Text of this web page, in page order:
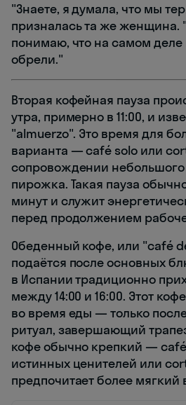
"Знаете, я думала, что мы
призналась та же женщина.
понимаю, что на самом деле
обрели."
Вторая кофейная пауза
утра, примерно в 11:00, и
"almuerzo". Это время для
варианта — café solo или
сопровождении
пирожка. Такая пауза
минут и служит
перед продолжением
Обеденный кофе, или "café
подаётся после основных
в Испании традиционно
между 14:00 и 16:00. Этот
во время еды — только
ритуал, завершающий
кофе обычно крепкий —
истинных ценителей или
предпочитает более мягкий